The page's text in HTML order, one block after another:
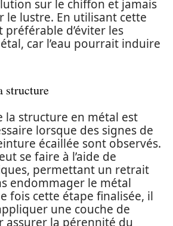
sur le chiffon et jamais
le lustre. En utilisant cette
d’éviter les
car l’eau pourrait induire
structure
la structure en métal est
lorsque des signes de
écaillée sont observés.
se faire à l’aide de
permettant un retrait
endommager le métal
fois cette étape finalisée, il
une couche de
assurer la pérennité du